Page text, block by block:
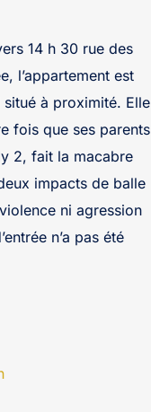
14 h 30 rue des
l’appartement est
à proximité. Elle
fois que ses parents
2, fait la macabre
impacts de balle
ni agression
n’a pas été